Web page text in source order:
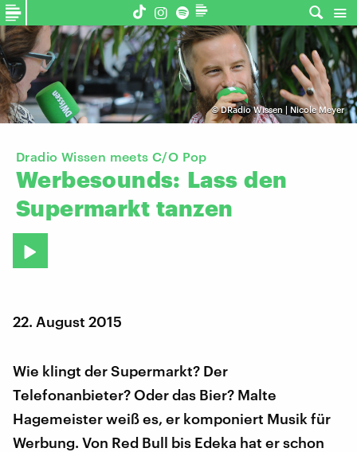
©DRadio Wissen | Nicole Meyer
Dradio Wissen meets C/O Pop
Werbesounds: Lass den
Supermarkt tanzen
22. August 2015
Wie klingt der Supermarkt? Der
Telefonanbieter? Oder das Bier? Malte
Hagemeister weiß es, er komponiert Musik für
Werbung. Von Red Bull bis Edeka hat er schon